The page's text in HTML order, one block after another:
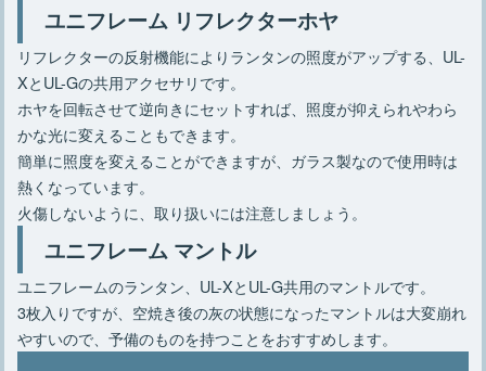
ユニフレーム リフレクターホヤ
リフレクターの反射機能によりランタンの照度がアップする、UL-
XとUL-Gの共用アクセサリです。
ホヤを回転させて逆向きにセットすれば、照度が抑えられやわら
かな光に変えることもできます。
簡単に照度を変えることができますが、ガラス製なので使用時は
熱くなっています。
火傷しないように、取り扱いには注意しましょう。
ユニフレーム マントル
ユニフレームのランタン、UL-XとUL-G共用のマントルです。
3枚入りですが、空焼き後の灰の状態になったマントルは大変崩れ
やすいので、予備のものを持つことをおすすめします。